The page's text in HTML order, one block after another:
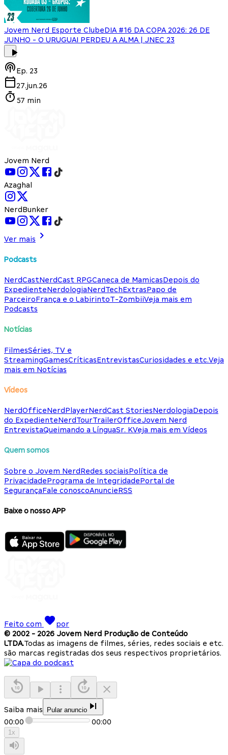
Jovem Nerd Esporte ClubeDIA #16 DA COPA 2026: 26 DE
JUNHO - O URUGUAI PERDEU A ALMA | JNEC 23
Ep. 23
27.jun.26
57 min
Jovem Nerd
Azaghal
NerdBunker
Ver mais
Podcasts
NerdCastNerdCast RPGCaneca de MamicasDepois do
ExpedienteNerdologiaNerdTechExtrasPapo de
ParceiroFrança e o LabirintoT-ZombiiVeja mais em
Podcasts
Notícias
FilmesSéries, TV e
StreamingGamesCríticasEntrevistasCuriosidades e etc.Veja
mais em Notícias
Vídeos
NerdOfficeNerdPlayerNerdCast StoriesNerdologiaDepois
do ExpedienteNerdTourTrailerOfficeJovem Nerd
EntrevistaQueimando a LínguaSr. KVeja mais em Vídeos
Quem somos
Sobre o Jovem NerdRedes sociaisPolítica de
PrivacidadePrograma de IntegridadePortal de
SegurançaFale conoscoAnuncieRSS
Baixe o nosso APP
Feito com
por
© 2002 - 2026 Jovem Nerd Produção de Conteúdo
LTDA.Todas as imagens de filmes, séries, redes sociais e etc.
são marcas registradas dos seus respectivos proprietários.
Saiba mais Pular anuncio
00:00 00:00
1x